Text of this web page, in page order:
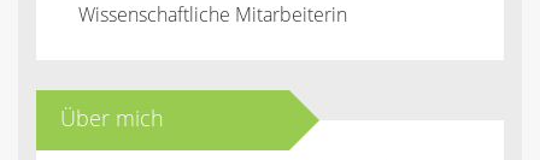
Wissenschaftliche Mitarbeiterin
Über mich